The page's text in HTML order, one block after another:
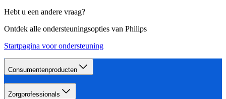
Hebt u een andere vraag?
Ontdek alle ondersteuningsopties van Philips
Startpagina voor ondersteuning
Consumentenproducten
Zorgprofessionals